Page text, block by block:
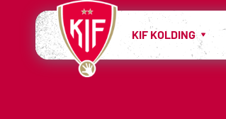
KIF KOLDING